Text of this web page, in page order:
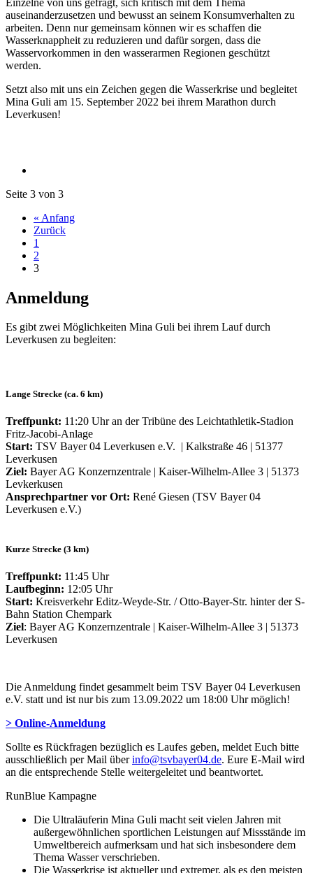
auseinanderzusetzen und bewusst an seinem Konsumverhalten zu
arbeiten. Denn nur gemeinsam können wir es schaffen die
Wasserknappheit zu reduzieren und dafür sorgen, dass die
Wasservorkommen in den wasserarmen Regionen geschützt
werden.
Setzt also mit uns ein Zeichen gegen die Wasserkrise und begleitet
Mina Guli am 15. September 2022 bei ihrem Marathon durch
Leverkusen!
Seite 3 von 3
« Anfang
Zurück
1
2
3
Anmeldung
Es gibt zwei Möglichkeiten Mina Guli bei ihrem Lauf durch
Leverkusen zu begleiten:
Lange Strecke (ca. 6 km)
Treffpunkt: 11:20 Uhr an der Tribüne des Leichtathletik-Stadion
Fritz-Jacobi-Anlage
Start: TSV Bayer 04 Leverkusen e.V. | Kalkstraße 46 | 51377
Leverkusen
Ziel: Bayer AG Konzernzentrale | Kaiser-Wilhelm-Allee 3 | 51373
Levkerkusen
Ansprechpartner vor Ort: René Giesen (TSV Bayer 04
Leverkusen e.V.)
Kurze Strecke (3 km)
Treffpunkt: 11:45 Uhr
Laufbeginn: 12:05 Uhr
Start: Kreisverkehr Editz-Weyde-Str. / Otto-Bayer-Str. hinter der S-
Bahn Station Chempark
Ziel: Bayer AG Konzernzentrale | Kaiser-Wilhelm-Allee 3 | 51373
Leverkusen
Die Anmeldung findet gesammelt beim TSV Bayer 04 Leverkusen
e.V. statt und ist nur bis zum 13.09.2022 um 18:00 Uhr möglich!
> Online-Anmeldung
Sollte es Rückfragen bezüglich es Laufes geben, meldet Euch bitte
ausschließlich per Mail überinfo@tsvbayer04.de. Eure E-Mail wird
an die entsprechende Stelle weitergeleitet und beantwortet.
RunBlue Kampagne
Die Ultraläuferin Mina Guli macht seit vielen Jahren mit
außergewöhnlichen sportlichen Leistungen auf Missstände im
Umweltbereich aufmerksam und hat sich insbesondere dem
Thema Wasser verschrieben.
Die Wasserkrise ist aktueller und extremer, als es den meisten